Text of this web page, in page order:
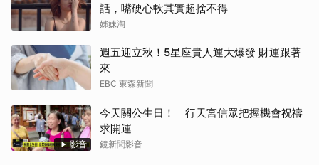
話，嘴硬心軟其實超捨不得
姊妹淘
週五迎立秋！5星座貴人運大爆發 財運跟著
來
EBC 東森新聞
影音
今天關公生日！ 行天宮信眾把握機會祝禱
求開運
鏡新聞影音